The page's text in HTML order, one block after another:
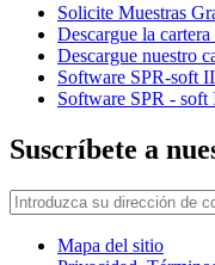
Solicite Muestras
Descargue la
Descargue nuestro
Software SPR-soft
Software SPR - soft
Suscríbete a
Mapa del sitio